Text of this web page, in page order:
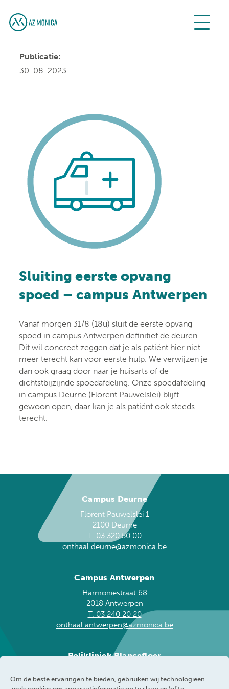
Om de beste ervaringen te bieden, gebruiken wij technologieën
Sluiting eerste opvang
spoed – campus Antwerpen
Vanaf morgen 31/8 (18u) sluit de eerste opvang
spoed in campus Antwerpen definitief de deuren.
Dit wil concreet zeggen dat je als patiënt hier niet
meer terecht kan voor eerste hulp. We verwijzen je
dan ook graag door naar je huisarts of de
dichtstbijzijnde spoedafdeling. Onze spoedafdeling
in campus Deurne (Florent Pauwelslei) blijft
gewoon open, daar kan je als patiënt ook steeds
terecht.
Publicatie:
30-08-2023
Campus Deurne
Florent Pauwelslei 1
2100 Deurne
T. 03 320 50 00
onthaal.deurne@azmonica.be
Campus Antwerpen
Harmoniestraat 68
2018 Antwerpen
T. 03 240 20 20
onthaal.antwerpen@azmonica.be
Polikliniek Blancefloer
2050 Antwerpen